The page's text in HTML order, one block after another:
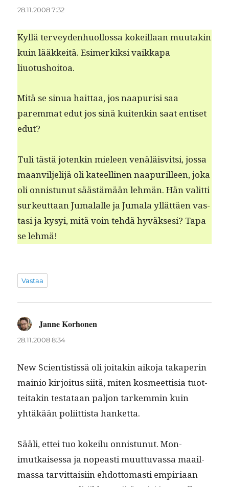
28.11.2008 7:32
Kyl­lä ter­vey­den­huol­los­sa kokeil­laan muu­takin
kuin lääkkeitä. Esimerkik­si vaikka­pa
liuotushoitoa.
Mitä se sin­ua hait­taa, jos naa­purisi saa
parem­mat edut jos sinä kuitenkin saat entiset
edut?
Tuli tästä jotenkin mieleen venäläisvit­si, jos­sa
maanvil­jeli­jä oli kateelli­nen naa­purilleen, joka
oli onnis­tunut säästämään lehmän. Hän valit­ti
surkeut­taan Jumalalle ja Jumala yllät­täen vas­
tasi ja kysyi, mitä voin tehdä hyväk­sesi? Tapa
se lehmä!
Vastaa
Janne Korhonen
28.11.2008 8:34
New Sci­en­tis­tis­sä oli joitakin aiko­ja takaperin
mainio kir­joi­tus siitä, miten kos­meet­tisia tuot­
teitakin tes­tataan paljon tarkem­min kuin
yhtäkään poli­it­tista hanketta.
Sääli, ettei tuo kokeilu onnis­tunut. Mon­
imutkaises­sa ja nopeasti muut­tuvas­sa maail­
mas­sa tarvit­taisi­in ehdot­tomasti empiri­aan